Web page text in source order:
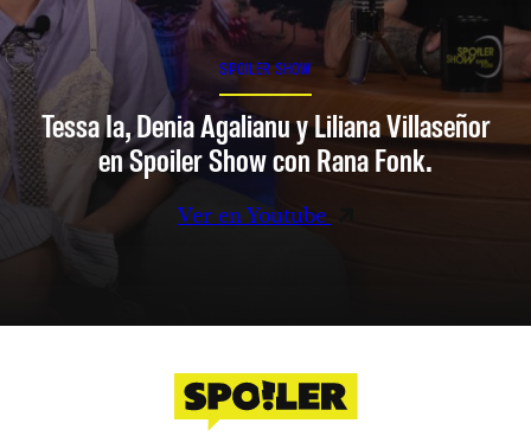
SPOILER SHOW
Tessa Ia, Denia Agalianu y Liliana Villaseñor
en Spoiler Show con Rana Fonk.
Ver en Youtube